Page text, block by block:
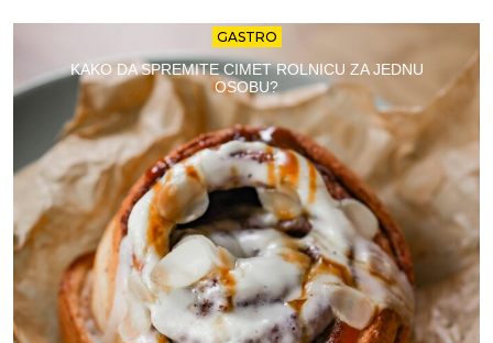
GASTRO
KAKO DA SPREMITE CIMET ROLNICU ZA JEDNU
OSOBU?